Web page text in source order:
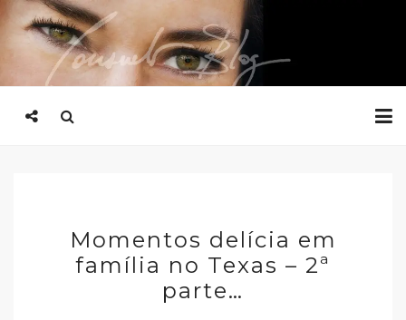
Momentos delícia em
família no Texas – 2ª
parte…